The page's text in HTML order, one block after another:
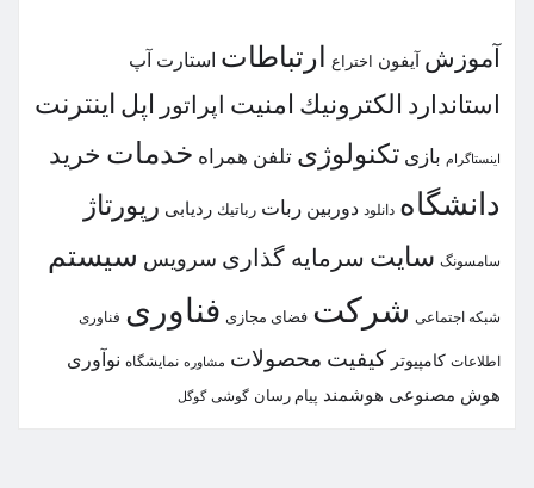
آموزش آیفون اختراع ارتباطات استارت آپ
استاندارد الكترونیك امنیت اپراتور اپل اینترنت
اینستاگرام بازی تكنولوژی تلفن همراه خدمات خرید
دانشگاه دانلود دوربین ربات رباتیك ردیابی رپورتاژ
سامسونگ سایت سرمایه گذاری سرویس سیستم
شبكه اجتماعی شركت فضای مجازی فناوری فناوری
اطلاعات كامپیوتر كیفیت محصولات مشاوره نمایشگاه نوآوری
هوش مصنوعی هوشمند پیام رسان گوشی گوگل